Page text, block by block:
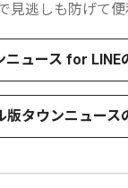
見逃しも防げて便
ニュース for LINE
版タウンニュース